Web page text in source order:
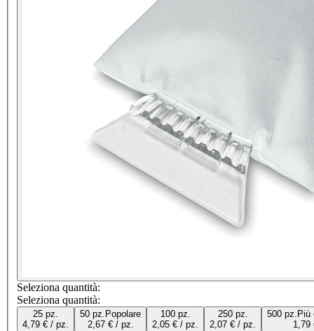
Seleziona quantità:
Seleziona quantità:
25 pz.
4,79 € / pz.
50 pz. Popolare
2,67 € / pz.
100 pz.
2,05 € / pz.
250 pz.
2,07 € / pz.
500 pz. Più
1,79